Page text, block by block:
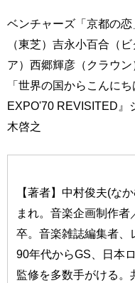
ベンチャーズ「京都の
（東芝）吉永小百合（
ア）西郷輝彦（クラウン
「世界の国からこんに
EXPO'70 REVISITED』
木啓之
【著者】中村俊夫(な
まれ。音楽企画制作
卒。音楽雑誌編集者、
90年代からGS、日本
監修を多数手がける。